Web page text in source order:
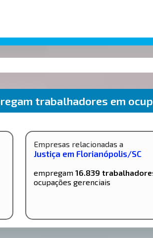
trabalhadores em
Empresas relacionadas a
Justiça em Florianópolis/SC
empregam16.839
ocupações gerenciais